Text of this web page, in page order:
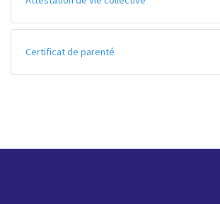
Certificat de parenté